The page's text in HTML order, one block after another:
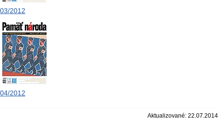
03/2012
04/2012
Aktualizované: 22.07.2014